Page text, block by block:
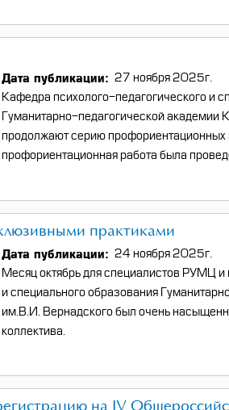
Дата публикации
27 ноября 2025г.
Кафедра психолого-педагогического и
Гуманитарно-педагогической
продолжают серию профориентационных
профориентационная работа была
практиками
Дата публикации
24 ноября 2025г.
Месяц октябрь для специалистов РУМЦ
и специального образования
им.В.И. Вернадского был очень
коллектива.
на IV